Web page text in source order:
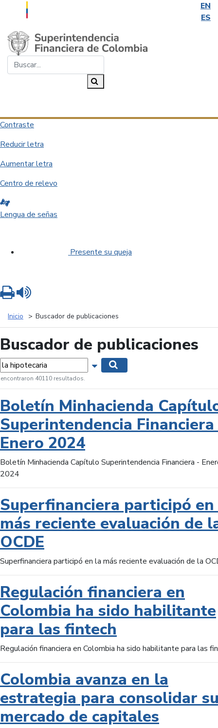
EN
ES
Saltar al contenido principal
Contraste
Reducir letra
Aumentar letra
Centro de relevo
Lengua de señas
Presente su queja
Inicio Buscador de publicaciones
Buscador de publicaciones
Mostrar opciones de búsqueda
encontraron 40110 resultados.
Boletín Minhacienda
Superintendencia
Enero 2024
Boletín Minhacienda Capítulo Superintendencia Financiera -
2024
Superfinanciera participó
más reciente evaluación de
OCDE
Superfinanciera participó en la más reciente evaluación de la
Regulación financiera en
Colombia ha sido habilitante
para las fintech
Regulación financiera en Colombia ha sido habilitante para las
Colombia avanza en la
estrategia para consolidar
mercado de capitales
Imprimir